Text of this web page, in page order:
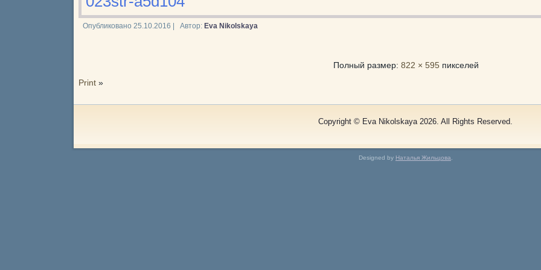
Опубликовано 25.10.2016 Автор: Eva Nikolskaya
Полный размер: 822 × 595пикселей
Print »
Copyright © Eva Nikolskaya 2026. All Rights Reserved.
Designed by Наталья Жильцова